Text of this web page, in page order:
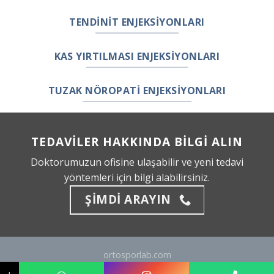
TENDİNİT ENJEKSİYONLARI
KAS YIRTILMASI ENJEKSİYONLARI
TUZAK NÖROPATİ ENJEKSİYONLARI
TEDAVILER HAKKINDA BILGI ALIN
Doktorumuzun ofisine ulaşabilir ve yeni tedavi
yöntemleri için bilgi alabilirsiniz.
ŞIMDI ARAYIN
ortosporlab.com